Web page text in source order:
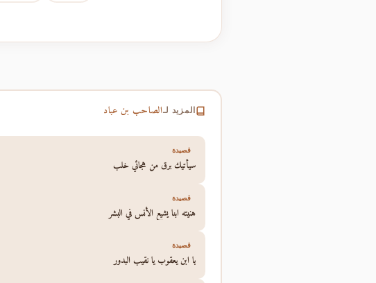
المزيد لـالصاحب بن عباد
قصيدة
سيأتيك برق من هجائي خلب
قصيدة
هنيته ابنا يشيع الأنس في البشر
قصيدة
يا ابن يعقوب يا نقيب البدور